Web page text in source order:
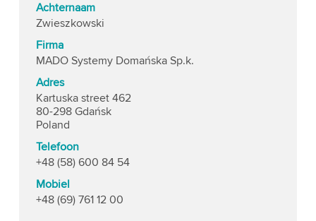
Achternaam
Zwieszkowski
Firma
MADO Systemy Domańska Sp.k.
Adres
Kartuska street 462
80-298 Gdańsk
Poland
Telefoon
+48 (58) 600 84 54
Mobiel
+48 (69) 761 12 00